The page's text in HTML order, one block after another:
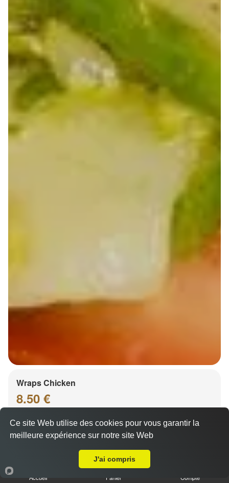
Wraps Chicken
8.50 €
Salade, tomates
Accueil Panier Compte
Ce site Web utilise des cookies pour vous garantir la
meilleure expérience sur notre site Web
J'ai compris